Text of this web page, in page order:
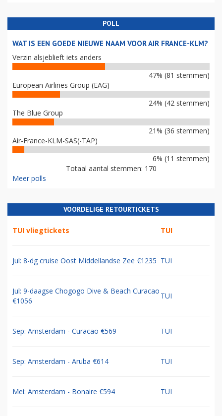
POLL
WAT IS EEN GOEDE NIEUWE NAAM VOOR AIR FRANCE-KLM?
Verzin alsjeblieft iets anders
47% (81 stemmen)
European Airlines Group (EAG)
24% (42 stemmen)
The Blue Group
21% (36 stemmen)
Air-France-KLM-SAS(-TAP)
6% (11 stemmen)
Totaal aantal stemmen: 170
Meer polls
VOORDELIGE RETOURTICKETS
TUI vliegtickets TUI
Jul: 8-dg cruise Oost Middellandse Zee €1235 TUI
Jul: 9-daagse Chogogo Dive & Beach Curacao
€1056
TUI
Sep: Amsterdam - Curacao €569 TUI
Sep: Amsterdam - Aruba €614 TUI
Mei: Amsterdam - Bonaire €594 TUI